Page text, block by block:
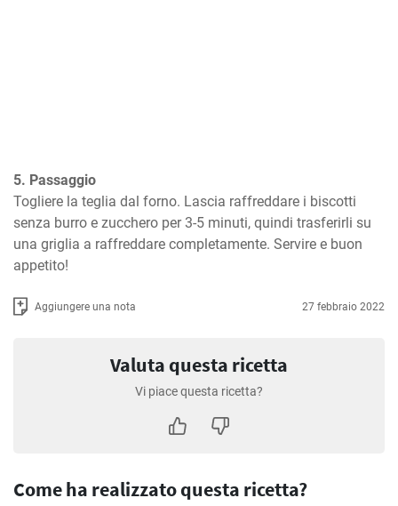
5. Passaggio
Togliere la teglia dal forno. Lascia raffreddare i biscotti
senza burro e zucchero per 3-5 minuti, quindi trasferirli su
una griglia a raffreddare completamente. Servire e buon
appetito!
Aggiungere una nota 27 febbraio 2022
Valuta questa ricetta
Vi piace questa ricetta?
Come ha realizzato questa ricetta?